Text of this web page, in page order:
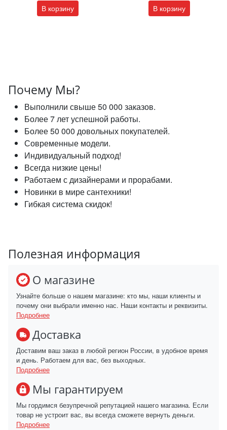
В корзину В корзину
Почему Мы?
Выполнили свыше 50 000 заказов.
Более 7 лет успешной работы.
Более 50 000 довольных покупателей.
Современные модели.
Индивидуальный подход!
Всегда низкие цены!
Работаем с дизайнерами и прорабами.
Новинки в мире сантехники!
Гибкая система скидок!
Полезная информация
О магазине
Узнайте больше о нашем магазине: кто мы, наши клиенты и
почему они выбрали именно нас. Наши контакты и реквизиты.
Подробнее
Доставка
Доставим ваш заказ в любой регион России, в удобное время
и день. Работаем для вас, без выходных.
Подробнее
Мы гарантируем
Мы гордимся безупречной репутацией нашего магазина. Если
товар не устроит вас, вы всегда сможете вернуть деньги.
Подробнее